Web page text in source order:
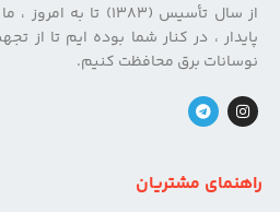
از سال تأسیس (۱۳۸۳) تا
پایدار ، در کنار شما بوده ایم تا از
نوسانات برق محافظت کنیم.
راهنمای مشتریان